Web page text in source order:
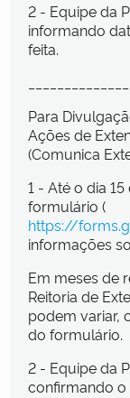
2 - Equipe da
informando
feita.
Para
Ações de
(Comunica
1 - Até o dia
formulário (
https://
informações
Em meses de
Reitoria de
podem variar,
do formulário.
2 - Equipe da
confirmando